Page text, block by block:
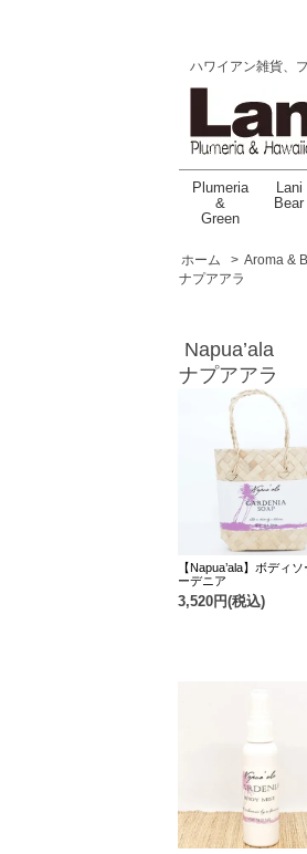
ハワイアン雑貨、
Plumeria
&
Green
Lani
Bear
ホーム > Aroma &
ナプアアラ
Napua’ala
ナプアアラ
【Napua’ala】ボディ
ーデニア
3,520円(税込)